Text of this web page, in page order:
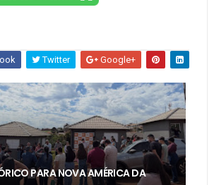
Twitter Google+
PARA NOVA AMÉRICA DA